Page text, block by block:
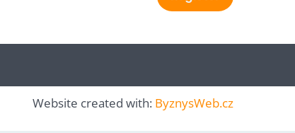
Website created with: ByznysWeb.cz